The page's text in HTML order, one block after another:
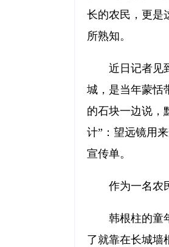
长的农民，更是
所熟知。
近日记者见
城，是当年蒙恬
的石块一边说，
计”：望远镜用
宣传单。
作为一名农
韩根柱的童
了就靠在长城墙